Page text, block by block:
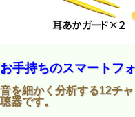
お手持ちのスマートフ
音を細かく分析する12チ
聴器です。